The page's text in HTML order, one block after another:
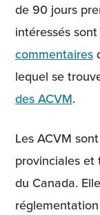
de 90 jours
intéressés
commentaires
lequel se
des ACVM.
Les ACVM
provinciales et
du Canada.